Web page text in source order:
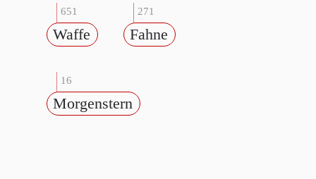
651
Waffe
271
Fahne
16
Morgenstern